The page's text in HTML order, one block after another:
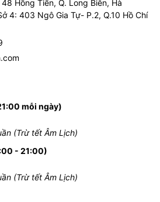
Hồng Tiến, Q. Long Biên, Hà
4: 403 Ngô Gia Tự- P.2, Q.10 Hồ Chí
mỗi ngày)
(Trừ tết Âm Lịch)
- 21:00)
(Trừ tết Âm Lịch)